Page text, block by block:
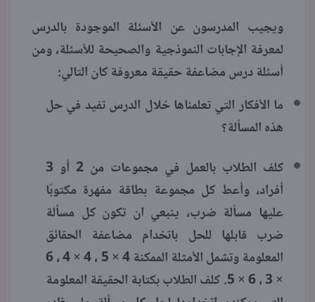
ويجيب المدرسون عن الأسئلة الموجودة بالدرس
لمعرفة الإجابات النموذجية والصحيحة للأسئلة، ومن
أسئلة درس مضاعفة حقيقة معروفة كان التالي:
ما الأفكار التي تعلمناها خلال الدرس تفيد في حل
هذه المسألة؟
كلف الطلاب بالعمل في مجموعات من 2 أو 3
أفراد، وأعط كل مجموعة بطاقة مفهرة مكتوبًا
عليها مسألة ضرب، ينبعي ان تكون كل مسألة
ضرب قابلها للحل باتخدام مضاعفة الحقائق
المعلومة وتشمل الأمثلة الممكنة 4 × 5 ، 4 × 4 ، 6
× 3 ، 6 × 5. كلف الطلاب بكتابة الحقيقة المعلومة